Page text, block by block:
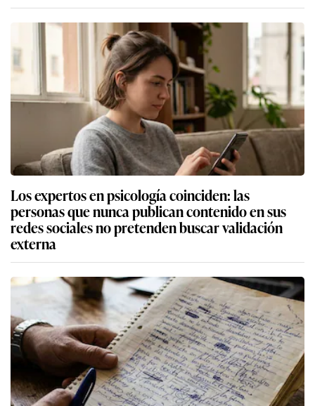
Los expertos en psicología coinciden: las
personas que nunca publican contenido en sus
redes sociales no pretenden buscar validación
externa